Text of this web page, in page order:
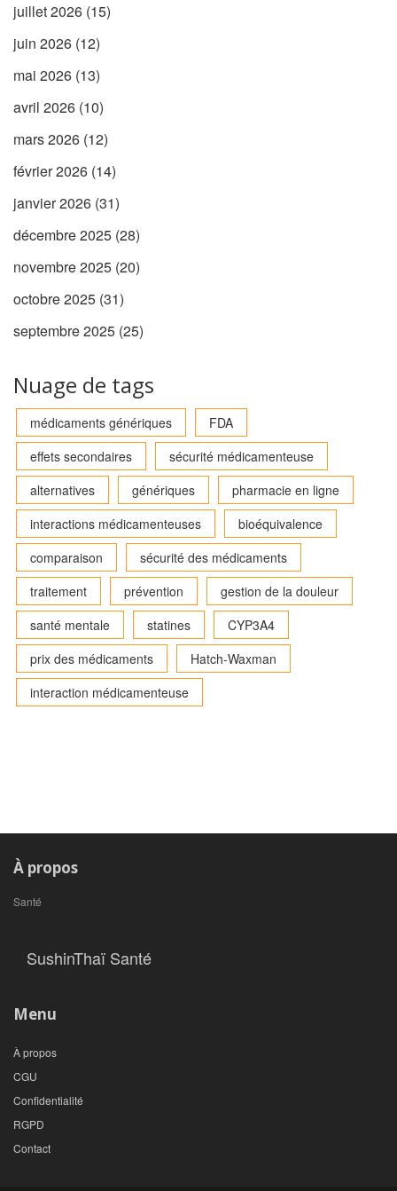
juillet 2026 (15)
juin 2026 (12)
mai 2026 (13)
avril 2026 (10)
mars 2026 (12)
février 2026 (14)
janvier 2026 (31)
décembre 2025 (28)
novembre 2025 (20)
octobre 2025 (31)
septembre 2025 (25)
Nuage de tags
médicaments génériques
FDA
effets secondaires
sécurité médicamenteuse
alternatives
génériques
pharmacie en ligne
interactions médicamenteuses
bioéquivalence
comparaison
sécurité des médicaments
traitement
prévention
gestion de la douleur
santé mentale
statines
CYP3A4
prix des médicaments
Hatch-Waxman
interaction médicamenteuse
À propos
Santé
SushinThaï Santé
Menu
À propos
CGU
Confidentialité
RGPD
Contact